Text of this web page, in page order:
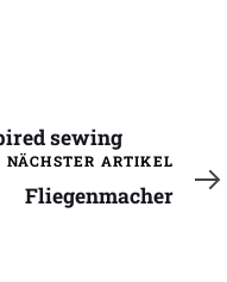
sewing
Nächster
Artikel
NÄCHSTER ARTIKEL
Fliegenmacher